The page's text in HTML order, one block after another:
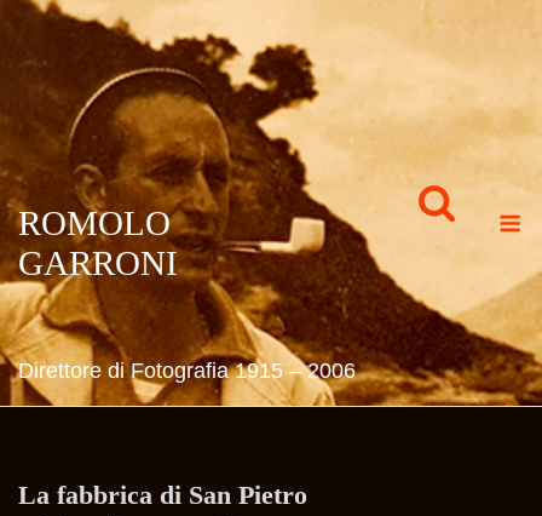
ROMOLO
GARRONI
Direttore di Fotografia 1915 – 2006
La fabbrica di San Pietro